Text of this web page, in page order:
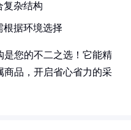
复杂结构
根据环境选择
是您的不二之选！它能精
商品，开启省心省力的采